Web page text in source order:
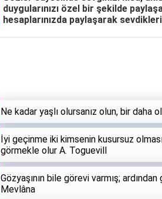
duygularınızı özel bir şekilde
hesaplarınızda paylaşarak
Ne kadar yaşlı olursanız olun, bir daha
İyi geçinme iki kimsenin kusursuz
görmekle olur A. Toguevill
Gözyaşının bile görevi varmış;
Mevlâna